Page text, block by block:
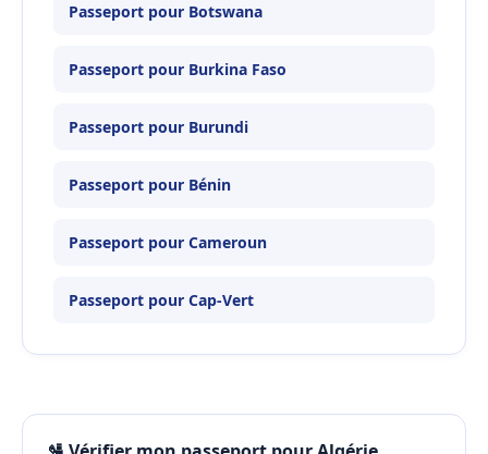
Passeport pour Botswana
Passeport pour Burkina Faso
Passeport pour Burundi
Passeport pour Bénin
Passeport pour Cameroun
Passeport pour Cap-Vert